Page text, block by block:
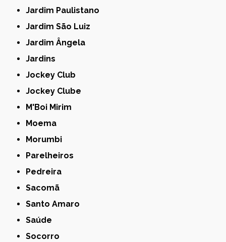
Jardim Paulistano
Jardim São Luiz
Jardim Ângela
Jardins
Jockey Club
Jockey Clube
M'Boi Mirim
Moema
Morumbi
Parelheiros
Pedreira
Sacomã
Santo Amaro
Saúde
Socorro